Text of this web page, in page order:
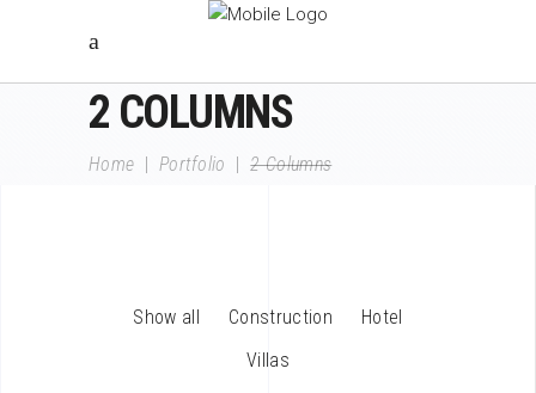
2 COLUMNS
Home Portfolio |2 Columns
Show all Construction
Hotel
Villas